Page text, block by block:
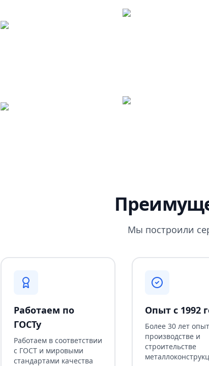
Мы построили
Работаем по
ГОСТу
Работаем в соответствии
с ГОСТ и мировыми
стандартами качества
Опыт с 1992
Более 30 лет
производстве и
строительстве